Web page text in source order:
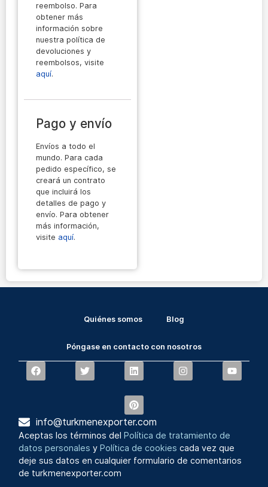
reembolso. Para
obtener más
información sobre
nuestra política de
devoluciones y
reembolsos, visite
aquí.
Pago y envío
Envíos a todo el
mundo. Para cada
pedido específico, se
creará un contrato
que incluirá los
detalles de pago y
envío. Para obtener
más información,
visite aquí.
Quiénes somos Blog
Póngase en contacto con nosotros
info@turkmenexporter.com
Aceptas los términos delPolítica de tratamiento de
datos personales yPolítica de cookies cada vez que
deje sus datos en cualquier formulario de comentarios
de turkmenexporter.com